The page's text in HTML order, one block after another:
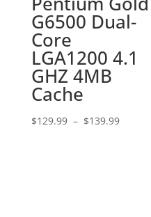
G6500 Dual-
Core
LGA1200 4.1
GHZ 4MB
Cache
$129.99 – $139.99Plage